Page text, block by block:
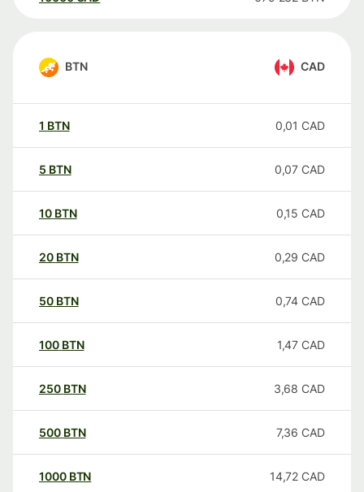
BTN CAD
1 BTN 0,01 CAD
5 BTN 0,07 CAD
10 BTN 0,15 CAD
20 BTN 0,29 CAD
50 BTN 0,74 CAD
100 BTN 1,47 CAD
250 BTN 3,68 CAD
500 BTN 7,36 CAD
1000 BTN 14,72 CAD